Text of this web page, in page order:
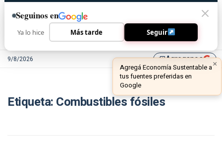
9/8/2026 library_addAgreganos
Etiqueta: Combustibles fósiles
Seguinos en
Ya lo hice Más tarde Seguir